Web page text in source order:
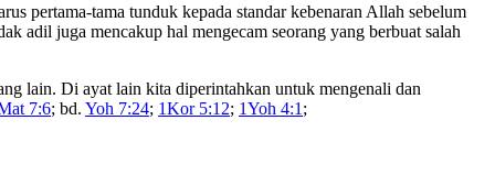
pertama-tama tunduk kepada standar kebenaran Allah sebelum
adil juga mencakup hal mengecam seorang yang berbuat salah
lain. Di ayat lain kita diperintahkan untuk mengenali dan
7:6; bd. Yoh 7:24; 1Kor 5:12; 1Yoh 4:1 ;